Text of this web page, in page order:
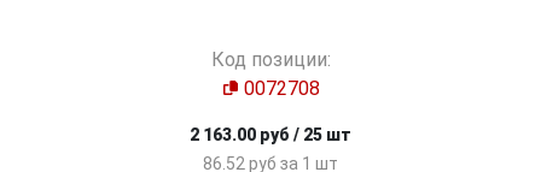
Код позиции:
0072708
2 163.00 руб / 25 шт
86.52 руб за 1 шт